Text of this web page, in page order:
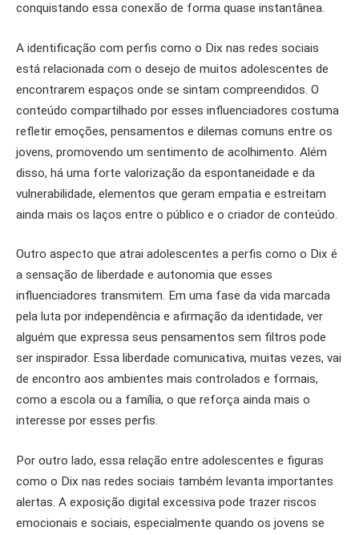
conquistando essa conexão de forma quase instantânea.
A identificação com perfis como o Dix nas redes sociais
está relacionada com o desejo de muitos adolescentes de
encontrarem espaços onde se sintam compreendidos. O
conteúdo compartilhado por esses influenciadores costuma
refletir emoções, pensamentos e dilemas comuns entre os
jovens, promovendo um sentimento de acolhimento. Além
disso, há uma forte valorização da espontaneidade e da
vulnerabilidade, elementos que geram empatia e estreitam
ainda mais os laços entre o público e o criador de conteúdo.
Outro aspecto que atrai adolescentes a perfis como o Dix é
a sensação de liberdade e autonomia que esses
influenciadores transmitem. Em uma fase da vida marcada
pela luta por independência e afirmação da identidade, ver
alguém que expressa seus pensamentos sem filtros pode
ser inspirador. Essa liberdade comunicativa, muitas vezes, vai
de encontro aos ambientes mais controlados e formais,
como a escola ou a família, o que reforça ainda mais o
interesse por esses perfis.
Por outro lado, essa relação entre adolescentes e figuras
como o Dix nas redes sociais também levanta importantes
alertas. A exposição digital excessiva pode trazer riscos
emocionais e sociais, especialmente quando os jovens se